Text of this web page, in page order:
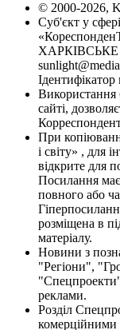
© 2000-2026,
Суб'єкт у
ХАРКІВСЬКЕ
Використання
сайті,
При
і світу» , для
відкрите для
Посилання має
повного або
розміщена в
матеріалу.
Новини з
"Регіони",
реклами.
Розділ
комерційними